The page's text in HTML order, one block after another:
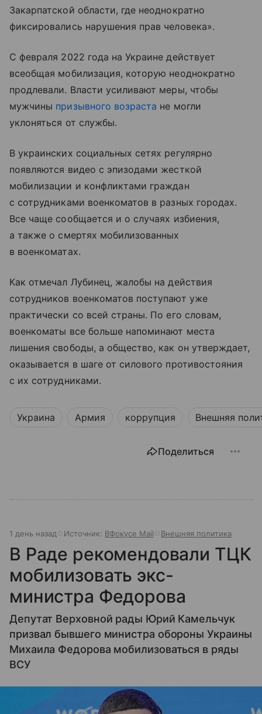
Закарпатской области, где неоднократно
фиксировались нарушения прав человека».
С февраля 2022 года на Украине действует
всеобщая мобилизация, которую неоднократно
продлевали. Власти усиливают меры, чтобы
мужчины призывного возраста не могли
уклоняться от службы.
В украинских социальных сетях регулярно
появляются видео с эпизодами жесткой
мобилизации и конфликтами граждан
с сотрудниками военкоматов в разных городах.
Все чаще сообщается и о случаях избиения,
а также о смертях мобилизованных
в военкоматах.
Как отмечал Лубинец, жалобы на действия
сотрудников военкоматов поступают уже
практически со всей страны. По его словам,
военкоматы все больше напоминают места
лишения свободы, а общество, как он утверждает,
оказывается в шаге от силового противостояния
с их сотрудниками.
Украина Армия коррупция Внешняя
Поделиться
1 день назад Источник: ВФокусе Mail Внешняя политика
В Раде рекомендовали ТЦК
мобилизовать экс-
министра Федорова
Депутат Верховной рады Юрий Камельчук
призвал бывшего министра обороны Украины
Михаила Федорова мобилизоваться в ряды
ВСУ